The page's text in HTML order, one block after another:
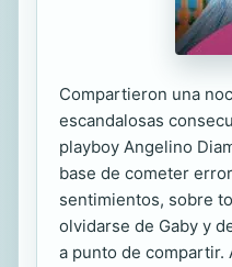
Compartieron una
escandalosas
playboy Angelino
base de cometer
sentimientos, sobre
olvidarse de Gaby y
a punto de compartir.